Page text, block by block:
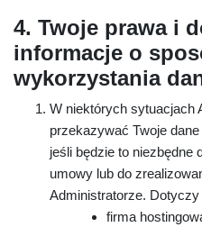
4. Twoje prawa i
informacje o
wykorzystania
W niektórych sytuacjach
przekazywać Twoje
jeśli będzie to niezbędne
umowy lub do
Administratorze.
firma